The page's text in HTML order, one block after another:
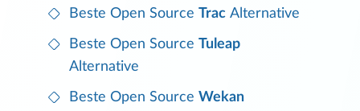
Beste Open Source Trac Alternative
Beste Open Source Tuleap
Alternative
Beste Open Source Wekan